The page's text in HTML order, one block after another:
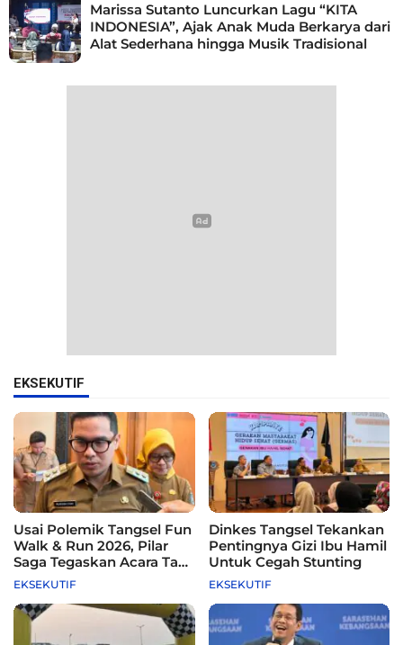
Marissa Sutanto Luncurkan Lagu “KITA
INDONESIA”, Ajak Anak Muda Berkarya dari
Alat Sederhana hingga Musik Tradisional
EKSEKUTIF
Usai Polemik Tangsel Fun
Walk & Run 2026, Pilar
Saga Tegaskan Acara Tak
Difasilitasi Pemkot
EKSEKUTIF
Dinkes Tangsel Tekankan
Pentingnya Gizi Ibu Hamil
Untuk Cegah Stunting
EKSEKUTIF